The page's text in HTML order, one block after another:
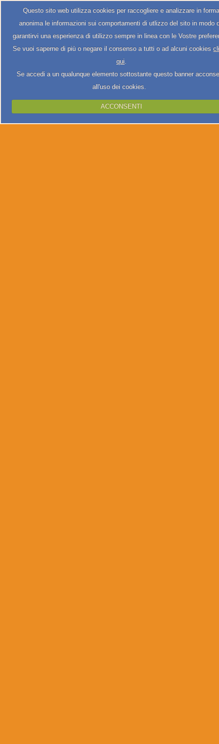
Questo sito web utilizza cookies per raccogliere e analizzare in
anonima le informazioni sui comportamenti di utlizzo del sito in modo
garantirvi una esperienza di utilizzo sempre in linea con le Vostre
Se vuoi saperne di più o negare il consenso a tutti o ad alcuni cookies
qui.
Se accedi a un qualunque elemento sottostante questo banner
all'uso dei cookies.
ACCONSENTI